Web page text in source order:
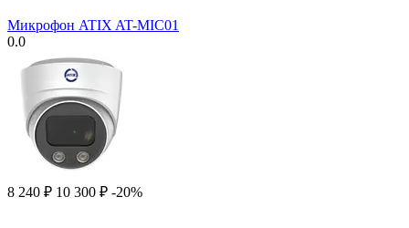
Микрофон ATIX AT-MIC01
0.0
8 240 ₽ 10 300 ₽ -20%